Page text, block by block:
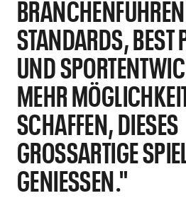
TANDARDS, BEST
ND
EHR
CHAFFEN, DIESES G
ROSSARTIGE SPIEL
NIESSEN."